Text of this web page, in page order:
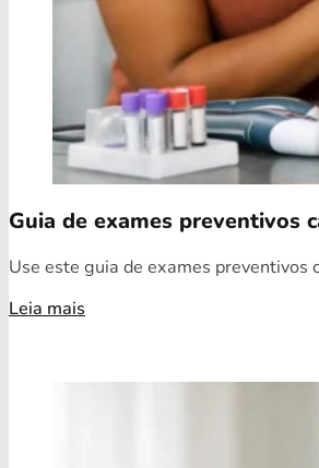
Guia de exames preventivos
Use este guia de exames preventivos
Leia mais